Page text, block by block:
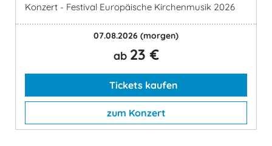
Konzert - Festival Europäische Kirchenmusik 2026
07.08.2026 (morgen)
ab 23 €
Tickets kaufen
zum Konzert